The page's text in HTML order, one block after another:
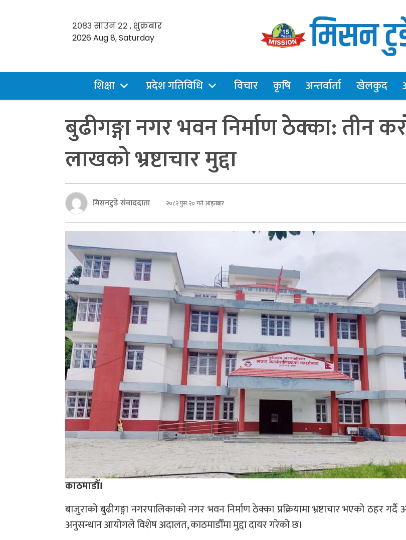
२०८३ साउन २२ , शुक्रबार
2026 Aug 8, Saturday
शिक्षा प्रदेश गतिविधि विचार कृषि अन्तर्वार्ता खेलकुद
बुढीगङ्गा नगर भवन निर्माण ठेक्का: तीन
लाखको भ्रष्टाचार मुद्दा
मिसनटुडे संवाददाता २०८२ पुस २० गते आइतबार
काठमाडौँ।
बाजुराको बुढीगङ्गा नगरपालिकाको नगर भवन निर्माण ठेक्का प्रक्रियामा भ्रष्टाचार भएको ठहर
अनुसन्धान आयोगले विशेष अदालत, काठमाडौँमा मुद्दा दायर गरेको छ।